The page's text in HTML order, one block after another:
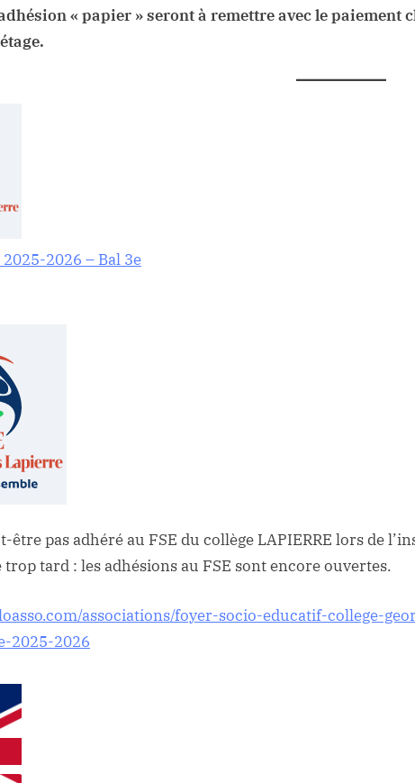
« papier » seront à remettre avec le paiement
étage.
2026 – Bal 3e
être pas adhéré au FSE du collège LAPIERRE lors de
trop tard : les adhésions au FSE sont encore ouvertes.
associations/foyer-socio-educatif-college-
2025-2026